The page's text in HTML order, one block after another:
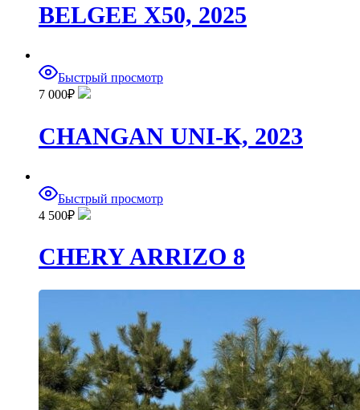
BELGEE X50, 2025
Быстрый просмотр
7 000₽
CHANGAN UNI-K, 2023
Быстрый просмотр
4 500₽
CHERY ARRIZO 8